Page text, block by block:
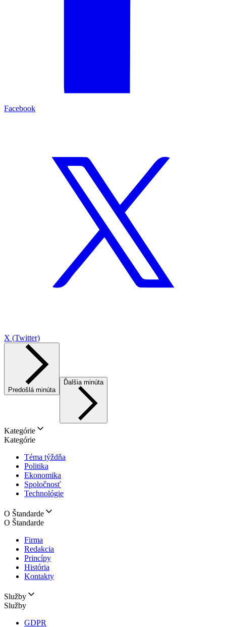
Facebook
X (Twitter)
Predošlá minúta
Ďalšia minúta
Kategórie
Kategórie
Téma týždňa
Politika
Ekonomika
Spoločnosť
Technológie
O Štandarde
O Štandarde
Firma
Redakcia
Princípy
História
Kontakty
Služby
Služby
GDPR